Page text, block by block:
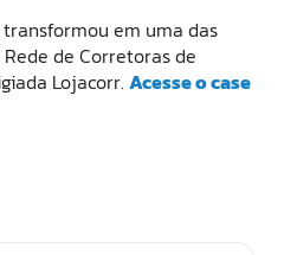
em uma das
de Corretoras de
Lojacorr. Acesse o case